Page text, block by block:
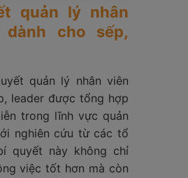
quản lý nhân
cho sếp,
quản lý nhân viên
leader được tổng hợp
trong lĩnh vực quản
nghiên cứu từ các tổ
quyết này không chỉ
việc tốt hơn mà còn